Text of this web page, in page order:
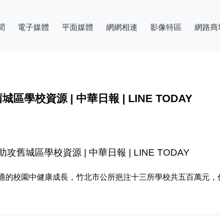
電子媒體 平面媒體 網網相連 影像特區 網路商
區學校資源 | 中華日報 | LINE TODAY
攻舊城區學校資源 | 中華日報 | LINE TODAY
的校園中健康成長，竹北市公所挹注十三所學校共五百萬元